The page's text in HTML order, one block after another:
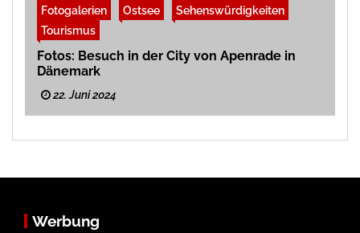
Fotogalerien Ostsee
Sehenswürdigkeiten
Tourismus
Fotos: Besuch in der City von Apenrade in
Dänemark
22. Juni 2024
Werbung